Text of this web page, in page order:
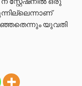
യുവതി